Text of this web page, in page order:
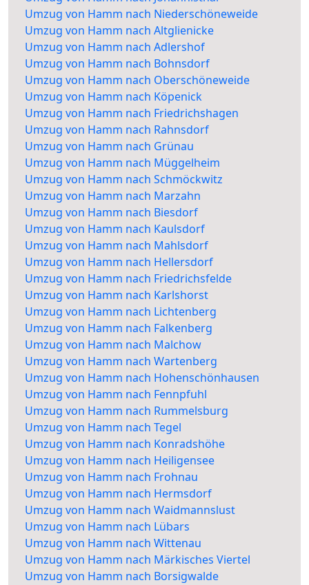
Umzug von Hamm nach Niederschöneweide
Umzug von Hamm nach Altglienicke
Umzug von Hamm nach Adlershof
Umzug von Hamm nach Bohnsdorf
Umzug von Hamm nach Oberschöneweide
Umzug von Hamm nach Köpenick
Umzug von Hamm nach Friedrichshagen
Umzug von Hamm nach Rahnsdorf
Umzug von Hamm nach Grünau
Umzug von Hamm nach Müggelheim
Umzug von Hamm nach Schmöckwitz
Umzug von Hamm nach Marzahn
Umzug von Hamm nach Biesdorf
Umzug von Hamm nach Kaulsdorf
Umzug von Hamm nach Mahlsdorf
Umzug von Hamm nach Hellersdorf
Umzug von Hamm nach Friedrichsfelde
Umzug von Hamm nach Karlshorst
Umzug von Hamm nach Lichtenberg
Umzug von Hamm nach Falkenberg
Umzug von Hamm nach Malchow
Umzug von Hamm nach Wartenberg
Umzug von Hamm nach Hohenschönhausen
Umzug von Hamm nach Fennpfuhl
Umzug von Hamm nach Rummelsburg
Umzug von Hamm nach Tegel
Umzug von Hamm nach Konradshöhe
Umzug von Hamm nach Heiligensee
Umzug von Hamm nach Frohnau
Umzug von Hamm nach Hermsdorf
Umzug von Hamm nach Waidmannslust
Umzug von Hamm nach Lübars
Umzug von Hamm nach Wittenau
Umzug von Hamm nach Märkisches Viertel
Umzug von Hamm nach Borsigwalde